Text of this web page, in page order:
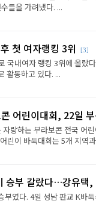
들을 가려냈다. ...
첫 여자랭킹 3위 [3]
국내여자 랭킹 3위에 올랐
활동하고 있다. ...
어린이대회, 22일
랑하는 부라보콘 전국 어
린이 바둑대회는 5개 지역
승부 갈랐다…강유택,
부였다. 4일 성남 판교 K바